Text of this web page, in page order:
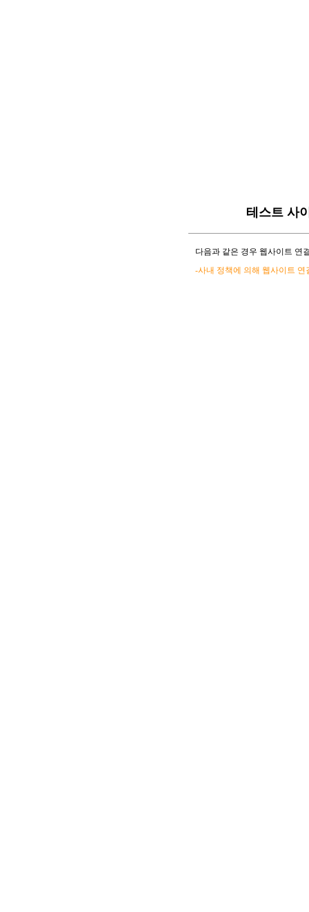
테스트 사
다음과 같은 경우 웹사이트 연
-사내 정책에 의해 웹사이트